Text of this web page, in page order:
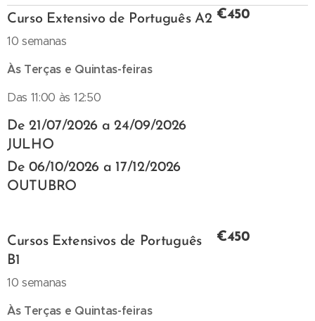
Curso Extensivo de Português A2
10 semanas
Às Terças e Quintas-feiras
Das 11:00 às 12:50
De 21/07/2026 a 24/09/2026
JULHO
De 06/10/2026 a 17/12/2026
OUTUBRO
€450
Cursos Extensivos de Português
B1
10 semanas
Às Terças e Quintas-feiras
€450